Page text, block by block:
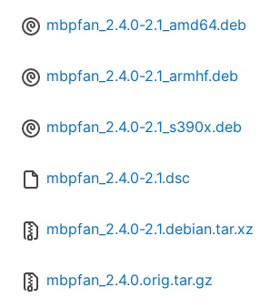
mbpfan_2.4.0-2.1_amd64.deb
mbpfan_2.4.0-2.1_armhf.deb
mbpfan_2.4.0-2.1_s390x.deb
mbpfan_2.4.0-2.1.dsc
mbpfan_2.4.0-2.1.debian.tar.xz
mbpfan_2.4.0.orig.tar.gz